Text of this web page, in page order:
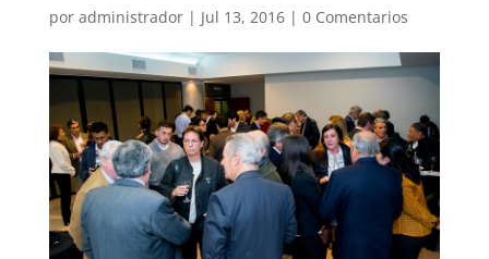
por administrador| Jul 13, 2016| 0 Comentarios